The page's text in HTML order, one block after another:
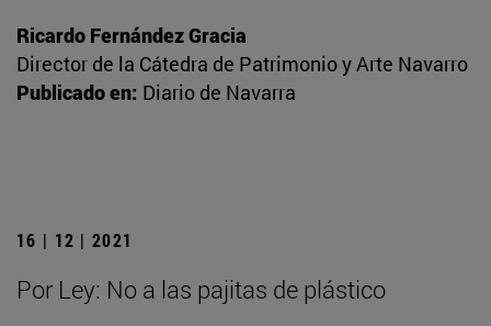
Ricardo Fernández Gracia
Director de la Cátedra de Patrimonio y Arte Navarro
Publicado en: Diario de Navarra
16 | 12 | 2021
Por Ley: No a las pajitas de plástico